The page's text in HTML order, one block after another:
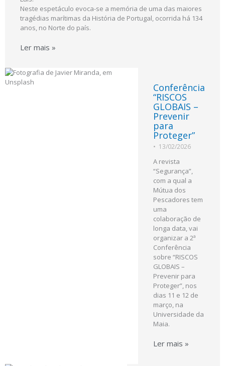
Neste espetáculo evoca-se a memória de uma das maiores
tragédias marítimas da História de Portugal, ocorrida há 134
anos, no Norte do país.
Ler mais »
Conferência
“RISCOS
GLOBAIS –
Prevenir
para
Proteger”
• 13/02/2026
A revista
“Segurança”,
com a qual a
Mútua dos
Pescadores tem
uma
colaboração de
longa data, vai
organizar a 2ª
Conferência
sobre “RISCOS
GLOBAIS –
Prevenir para
Proteger”, nos
dias 11 e 12 de
março, na
Universidade da
Maia.
Ler mais »